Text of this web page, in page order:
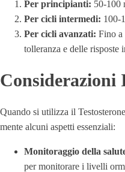
Per principianti: 50-100
Per cicli intermedi: 100-
Per cicli avanzati: Fino a
tolleranza e delle risposte
Quando si utilizza il
mente alcuni aspetti essenziali:
Monitoraggio della
per monitorare i livelli